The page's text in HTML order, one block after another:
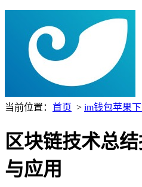
当前位置： 首页 > im钱包苹果
区块链技术总
与应用